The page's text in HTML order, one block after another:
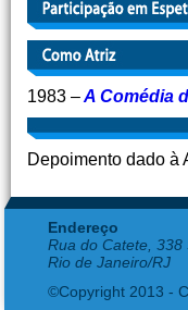
1983 –A Comédia
Depoimento dado à
Endereço
Rua do Catete,
Rio de Janeiro/RJ
©Copyright 2013 -